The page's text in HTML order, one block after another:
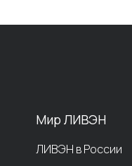
Мир ЛИВЭН
ЛИВЭН в России